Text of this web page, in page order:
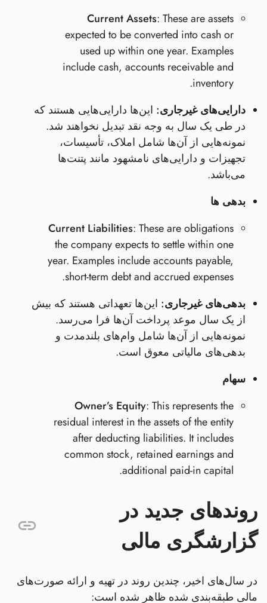
Current Assets: These are assets
expected to be converted into cash or
used up within one year. Examples
include cash, accounts receivable and
inventory.
دارایی‌های غیرجاری: این‌ها دارایی‌هایی هستند که
در طی یک سال به وجه نقد تبدیل نخواهند شد.
نمونه‌هایی از آن‌ها شامل املاک، تأسیسات،
تجهیزات و دارایی‌های نامشهود مانند پتنت‌ها
می‌باشد.
بدهی ها
Current Liabilities: These are obligations
the company expects to settle within one
year. Examples include accounts payable,
short-term debt and accrued expenses.
بدهی‌های غیرجاری: این‌ها تعهداتی هستند که بیش
از یک سال موعد پرداخت آن‌ها فرا می‌رسد.
نمونه‌هایی از آن‌ها شامل وام‌های بلندمدت و
بدهی‌های مالیاتی معوق است.
سهام
Owner’s Equity: This represents the
residual interest in the assets of the entity
after deducting liabilities. It includes
common stock, retained earnings and
additional paid-in capital.
روندهای جدید در
گزارشگری مالی
در سال‌های اخیر، چندین روند در تهیه و ارائه صورت‌های
مالی طبقه‌بندی شده ظاهر شده است: